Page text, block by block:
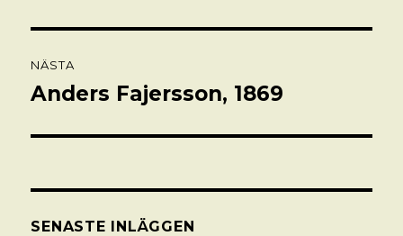
NÄSTA
Nästa
Anders Fajersson, 1869
SENASTE INLÄGGEN